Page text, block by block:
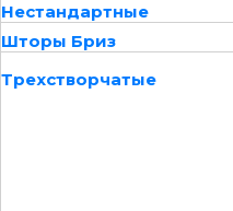
Нестандартные
Шторы Бриз
Трехстворчатые